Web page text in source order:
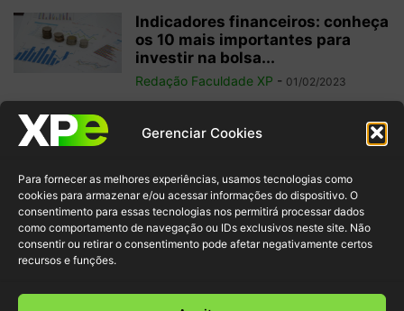
Gerenciar Cookies
Para fornecer as melhores experiências, usamos tecnologias como
cookies para armazenar e/ou acessar informações do dispositivo. O
consentimento para essas tecnologias nos permitirá processar dados
como comportamento de navegação ou IDs exclusivos neste site. Não
consentir ou retirar o consentimento pode afetar negativamente certos
recursos e funções.
Indicadores financeiros: conheça
os 10 mais importantes para
investir na bolsa...
Redação Faculdade XP - 01/02/2023
Como começar a operar em
swing trade? 5 dicas para
Redação Faculdade XP - 31/01/2023
Free float: qual a importância
desse conceito para acionistas